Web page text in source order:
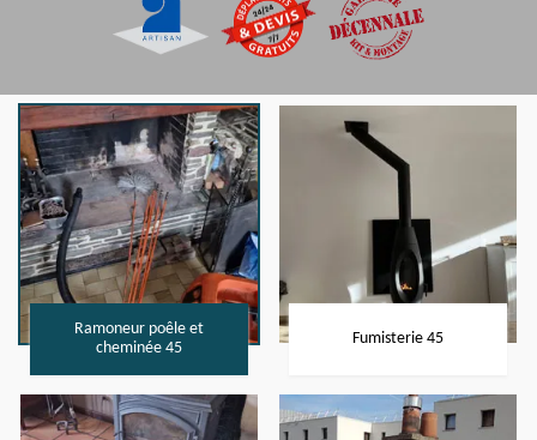
Ramoneur poêle et
cheminée 45
Fumisterie 45